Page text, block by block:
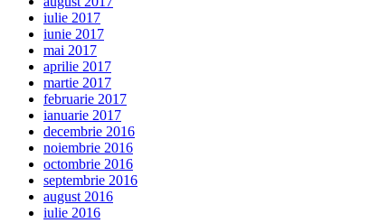
iulie 2017
iunie 2017
mai 2017
aprilie 2017
martie 2017
februarie 2017
ianuarie 2017
decembrie 2016
noiembrie 2016
octombrie 2016
septembrie 2016
august 2016
iulie 2016